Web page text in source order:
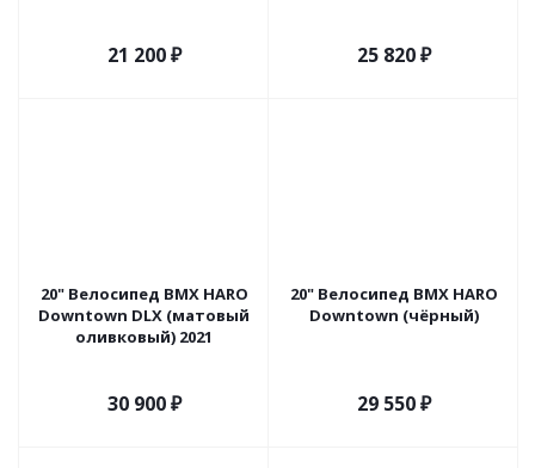
21 200₽ 25 820₽
20" Велосипед BMX HARO
Downtown DLX (матовый
оливковый) 2021
30 900₽
20" Велосипед BMX HARO
Downtown (чёрный)
29 550₽